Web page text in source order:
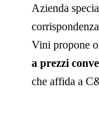
Azienda
Vini propone
a prezzi
che affida a